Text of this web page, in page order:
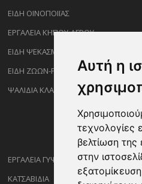
Αυτή η
τεχνολογίες
βελτίωση της
στην
ΕΙΔΗ ΟΙΝΟΠΟΙΪΑΣ
ΕΡΓΑΛΕΙΑ ΚΗΠΟΥ-ΑΓΡΟΥ
ΕΙΔΗ ΨΕΚΑΣΜΟΥ-ΡΑΝΤΙΣΜΑΤΟΣ
ΕΙΔΗ ΖΩΩΝ-PET
ΨΑΛΙΔΙΑ ΚΛΑΔΕΜΑΤΟΣ
ΕΡΓΑΛΕΙΑ ΓΥΨΟΣΑΝΙΔΑΣ
ΚΑΤΣΑΒΙΔΙΑ